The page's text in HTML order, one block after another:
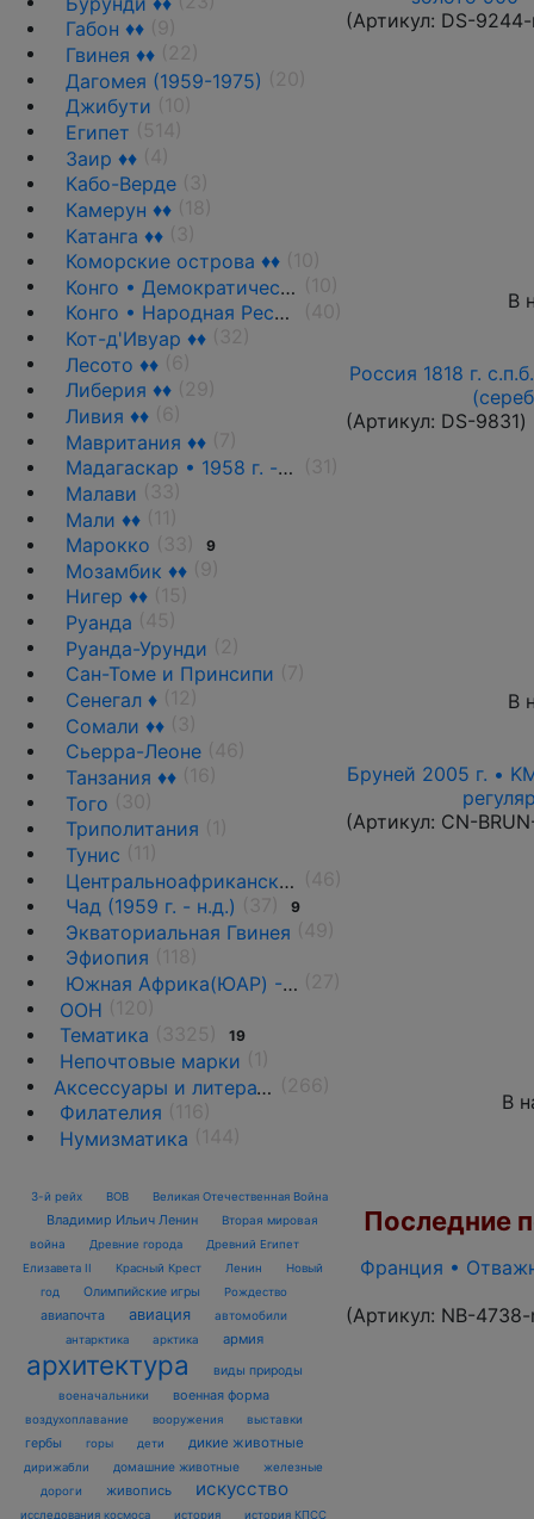
Габон ♦♦
Гвинея ♦♦
Дагомея (1959-1975)
Джибути
Египет
Заир ♦♦
Кабо-Верде
Камерун ♦♦
Катанга ♦♦
Коморские острова ♦♦
Конго • Демократическая Республика
Конго • Народная Республика ♦♦
Кот-д'Ивуар ♦♦
Лесото ♦♦
Либерия ♦♦
Ливия ♦♦
Мавритания ♦♦
Мадагаскар • 1958 г. - н.д.
Малави
Мали ♦♦
Марокко
9
Мозамбик ♦♦
Нигер ♦♦
Руанда
Руанда-Урунди
Сан-Томе и Принсипи
Сенегал ♦
Сомали ♦♦
Сьерра-Леоне
Танзания ♦♦
Того
Триполитания
Тунис
Центральноафриканская Республика ♦♦
Чад (1959 г. - н.д.)
9
Экваториальная Гвинея
Эфиопия
Южная Африка(ЮАР) - 1961 г. -н.д.
ООН
Тематика
19
Непочтовые марки
Аксессуары и литература
Филателия
Нумизматика
3-й рейх ВОВ Великая Отечественная Война
Владимир Ильич Ленин
Вторая мировая
война
Древние города
Древний Египет
Елизавета II
Красный Крест Ленин
Новый
год
Олимпийские игры Рождество
авиапочта авиация автомобили
антарктика арктика армия
архитектура виды природы
военачальники военная форма
воздухоплавание вооружения выставки
гербы горы дети дикие животные
дирижабли домашние животные
железные
дороги
живопись искусство
исследования космоса история история КПСС
(Артикул: DS-
В
Россия 1818 г.
(Артикул: DS-9831)
В
Бруней 2005 г. •
(Артикул: CN-
В
Последние
Франция •
(Артикул: NB-4738-